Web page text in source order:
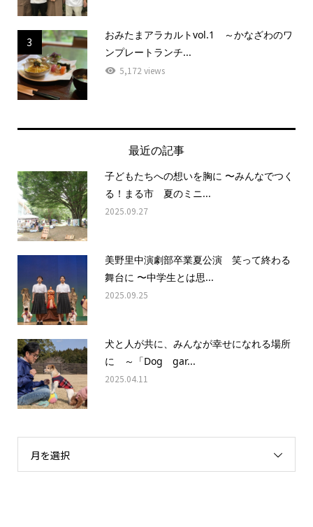
3
おみたまアラカルトvol.1 ～かなざわのワ
ンプレートランチ...
5,172 views
最近の記事
子どもたちへの想いを胸に 〜みんなでつく
る！まる市 夏のミニ...
2025.09.27
美野里中演劇部卒業夏公演 笑って終わる
舞台に 〜中学生とは思...
2025.09.25
犬と人が共に、みんなが幸せになれる場所
に ～「Dog gar...
2025.04.11
月を選択